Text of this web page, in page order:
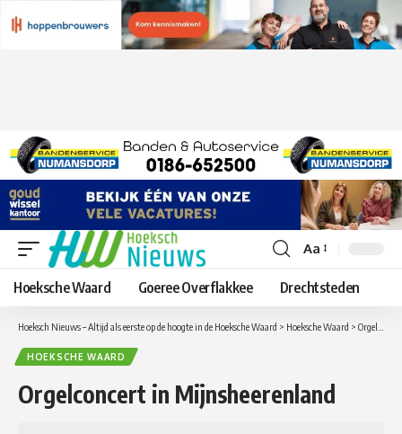
Lettergrootte
aanpassen
Aa
Hoeksche Waard Goeree Overflakkee Drechtsteden
Hoeksch Nieuws – Altijd als eerste op de hoogte in de Hoeksche Waard > Hoeksche Waard > Orgelconcert in Mijnsheerenland
HOEKSCHE WAARD
Orgelconcert in Mijnsheerenland